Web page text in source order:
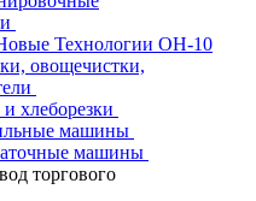
Технологии ОН-10
овощечистки,
хлеборезки
машины
машины
торгового